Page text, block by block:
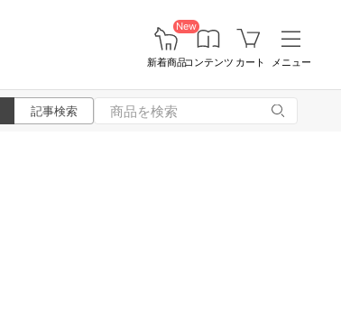
New
新着商品コンテンツ カート メニュー
記事検索